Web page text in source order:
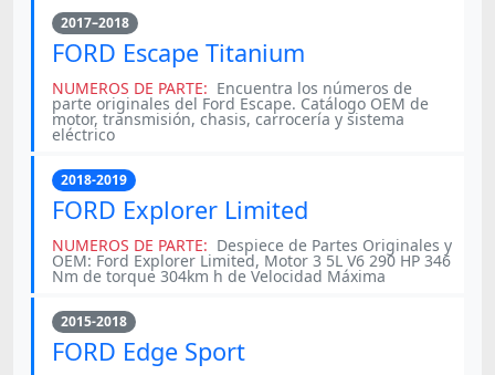
2017–2018
FORD Escape Titanium
NUMEROS DE PARTE: Encuentra los números de
parte originales del Ford Escape. Catálogo OEM de
motor, transmisión, chasis, carrocería y sistema
eléctrico
2018-2019
FORD Explorer Limited
NUMEROS DE PARTE: Despiece de Partes Originales y
OEM: Ford Explorer Limited, Motor 3 5L V6 290 HP 346
Nm de torque 304km h de Velocidad Máxima
2015-2018
FORD Edge Sport